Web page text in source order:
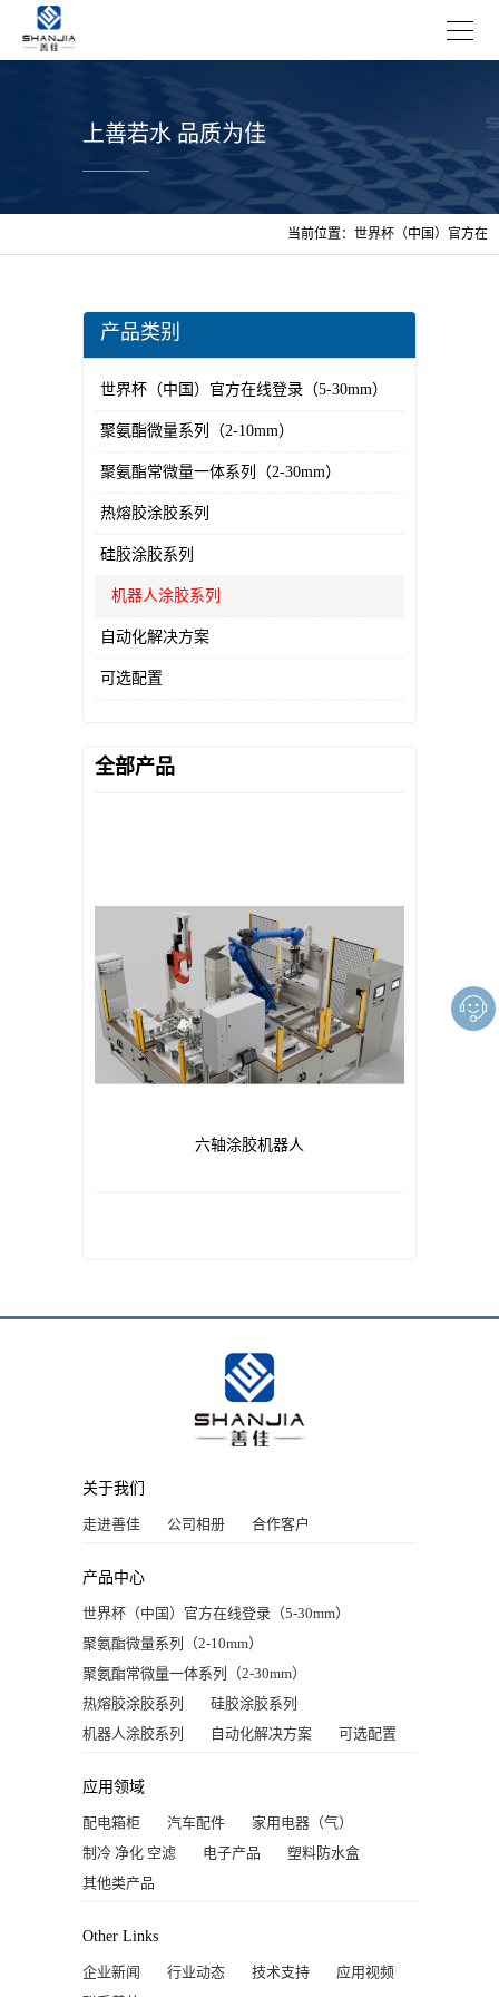
上善若水 品质为佳
当前位置： 世界杯（中国）官方在
列
产品类别
世界杯（中国）官方在线登录（5-30mm）
聚氨酯微量系列（2-10mm）
聚氨酯常微量一体系列（2-30mm）
热熔胶涂胶系列
硅胶涂胶系列
机器人涂胶系列
自动化解决方案
可选配置
全部产品
六轴涂胶机器人
关于我们
走进善佳 公司相册 合作客户
产品中心
世界杯（中国）官方在线登录（5-30mm）
聚氨酯微量系列（2-10mm）
聚氨酯常微量一体系列（2-30mm）
热熔胶涂胶系列
硅胶涂胶系列
机器人涂胶系列
自动化解决方案 可选配置
应用领域
配电箱柜 汽车配件
家用电器（气）
制冷 净化 空滤
电子产品
塑料防水盒
其他类产品
Other Links
企业新闻 行业动态 技术支持
应用视频